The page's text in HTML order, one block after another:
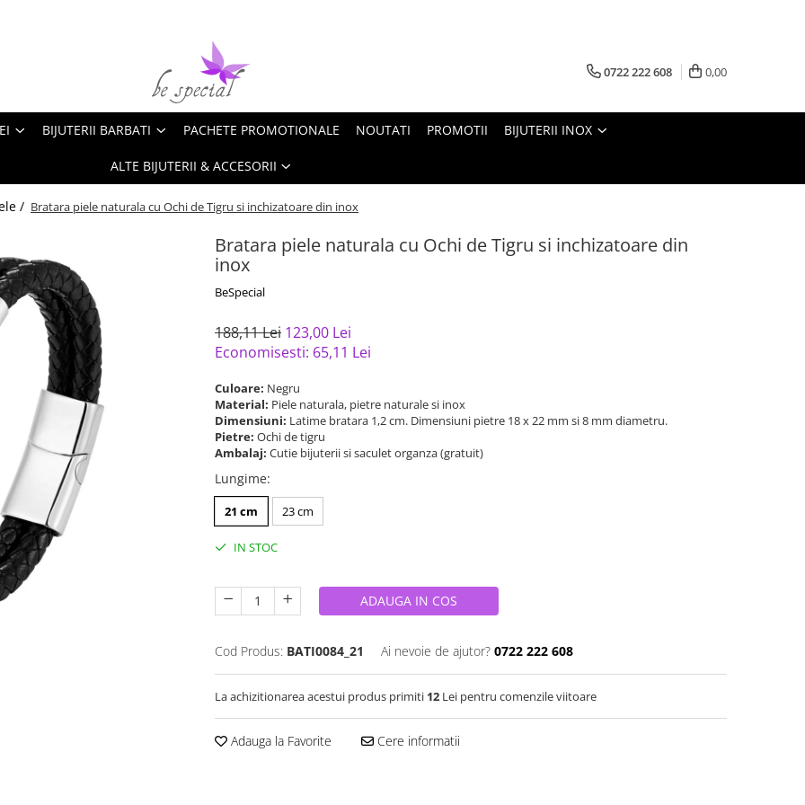
0722 222 608 0,00
BIJUTERII BARBATI PACHETE PROMOTIONALE NOUTATI PROMOTII BIJUTERII INOX
ALTE BIJUTERII & ACCESORII
/ Bratara piele naturala cu Ochi de Tigru si inchizatoare din inox
Bratara piele naturala cu Ochi de Tigru si inchizatoare din
inox
BeSpecial
188,11 Lei 123,00 Lei
Economisesti: 65,11 Lei
Culoare: Negru
Material: Piele naturala, pietre naturale si inox
Dimensiuni: Latime bratara 1,2 cm. Dimensiuni pietre 18 x 22 mm si 8 mm diametru.
Pietre: Ochi de tigru
Ambalaj: Cutie bijuterii si saculet organza (gratuit)
Lungime:
21 cm 23 cm
IN STOC
ADAUGA IN COS
Cod Produs: BATI0084_21 Ai nevoie de ajutor? 0722 222 608
La achizitionarea acestui produs primiti 12 Lei pentru comenzile viitoare
Adauga la Favorite Cere informatii